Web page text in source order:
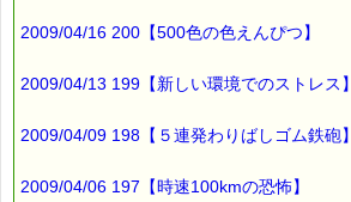
2009/04/16 200【500色の色えんぴつ】
2009/04/13 199【新しい環境でのストレス】
2009/04/09 198【５連発わりばしゴム鉄砲】
2009/04/06 197【時速100kmの恐怖】